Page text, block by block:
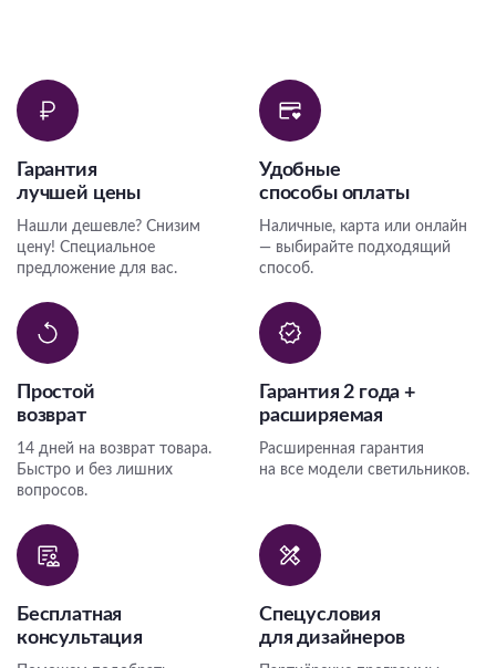
Гарантия
лучшей цены
Нашли дешевле? Снизим
цену! Специальное
предложение для вас.
Удобные
способы оплаты
Наличные, карта или онлайн
— выбирайте подходящий
способ.
Простой
возврат
14 дней на возврат товара.
Быстро и без лишних
вопросов.
Гарантия 2 года +
расширяемая
Расширенная гарантия
на все модели светильников.
Бесплатная
консультация
Спецусловия
для дизайнеров